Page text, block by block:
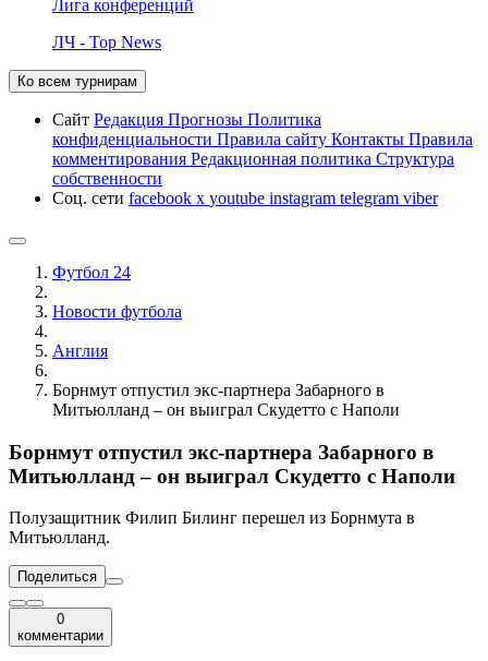
Лига конференций
ЛЧ - Top News
Ко всем турнирам
Сайт Редакция Прогнозы Политика
конфиденциальности Правила сайту Контакты Правила
комментирования Редакционная политика Структура
собственности
Соц. сети facebook x youtube instagram telegram viber
Футбол 24
Новости футбола
Англия
Борнмут отпустил экс-партнера Забарного в
Митьюлланд – он выиграл Скудетто с Наполи
Борнмут отпустил экс-партнера Забарного в
Митьюлланд – он выиграл Скудетто с Наполи
Полузащитник Филип Билинг перешел из Борнмута в
Митьюлланд.
Поделиться
0
комментарии